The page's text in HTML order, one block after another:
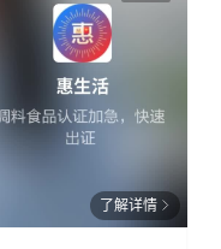
了解详情